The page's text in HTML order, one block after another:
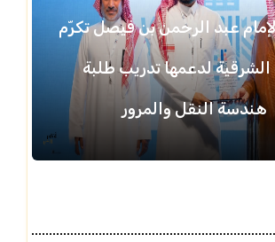
عبد الرحمن بن فيصل تكرّم
الشرقية لدعمها تدريب طلبة
هندسة النقل والمرور